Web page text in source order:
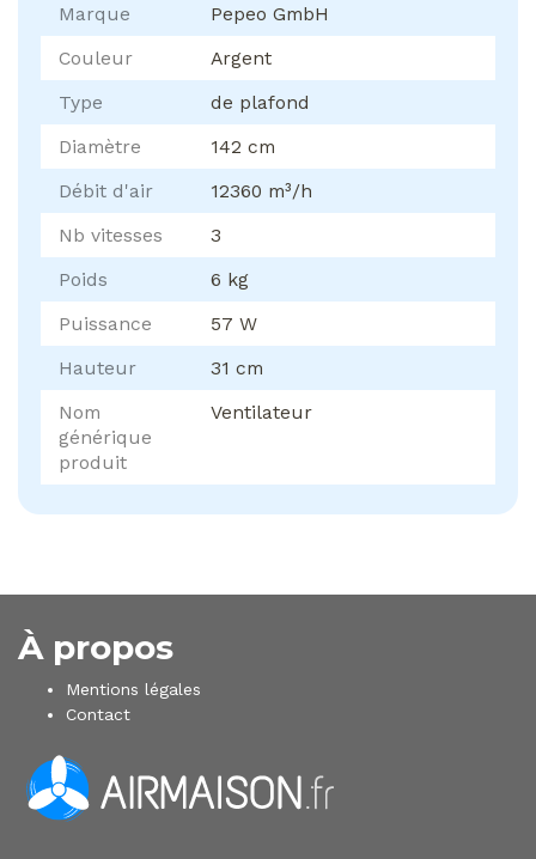
Marque
Pepeo GmbH
Couleur
Argent
Type
de plafond
Diamètre
142 cm
Débit d'air
12360 m³/h
Nb vitesses
3
Poids
6 kg
Puissance
57 W
Hauteur
31 cm
Nom
générique
produit
Ventilateur
À propos
Mentions légales
Contact